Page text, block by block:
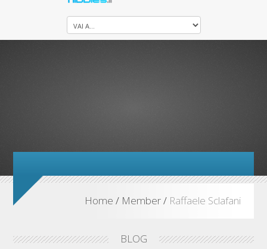
Home / Member/ Raffaele Sclafani
BLOG